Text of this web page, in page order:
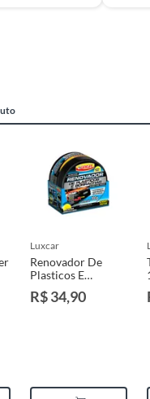
luxcar
Renovador De
Plasticos E
Borrachas Luxcar
100G
R$ 34,90